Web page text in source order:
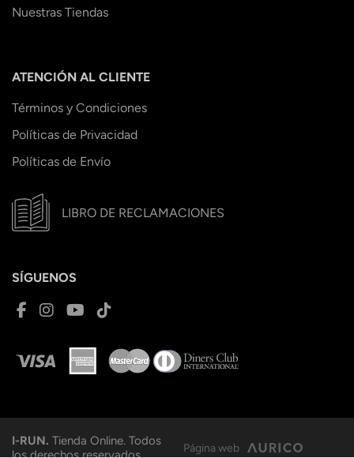
Nuestras Tiendas
ATENCIÓN AL CLIENTE
Términos y Condiciones
Políticas de Privacidad
Políticas de Envío
LIBRO DE RECLAMACIONES
SÍGUENOS
I-RUN. Tienda Online. Todos
los derechos reservados.
Página web